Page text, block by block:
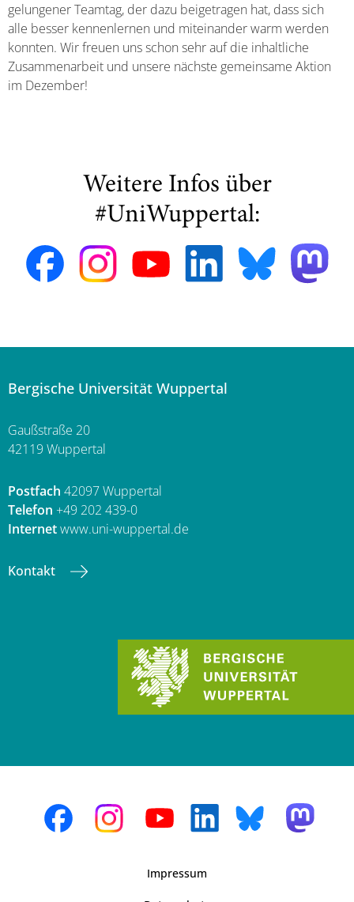
gelungener Teamtag, der dazu beigetragen hat, dass sich
alle besser kennenlernen und miteinander warm werden
konnten. Wir freuen uns schon sehr auf die inhaltliche
Zusammenarbeit und unsere nächste gemeinsame Aktion
im Dezember!
Weitere Infos über
#UniWuppertal:
Bergische Universität Wuppertal
Gaußstraße 20
42119 Wuppertal
Postfach 42097 Wuppertal
Telefon +49 202 439-0
Internetwww.uni-wuppertal.de
Kontakt
Impressum